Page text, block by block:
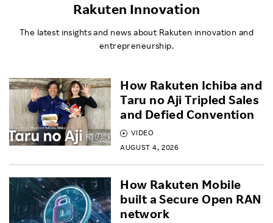
Rakuten Innovation
The latest insights and news about Rakuten innovation and
entrepreneurship.
VIDEO
AUGUST 4, 2026
How Rakuten Ichiba and
Taru no Aji Tripled Sales
and Defied Convention
How Rakuten Mobile
built a Secure Open RAN
network